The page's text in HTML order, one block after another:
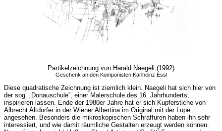
Partikelzeichnung von Harald Naegeli (1992)
Geschenk an den Komponisten Karlheinz Essl
Diese quadratische Zeichnung ist ziemlich klein. Naegeli hat sich hier von
der sog. „Donauschule”, einer Malerschule des 16. Jahrhunderts,
inspirieren lassen. Ende der 1980er Jahre hat er sich Kupferstiche von
Albrecht Altdorfer in der Wiener Albertina im Original mit der Lupe
angesehen. Besonders die mikroskopischen Schraffuren haben ihn sehr
interessiert, und wie damit räumliche Gestalten erzeugt werden können.